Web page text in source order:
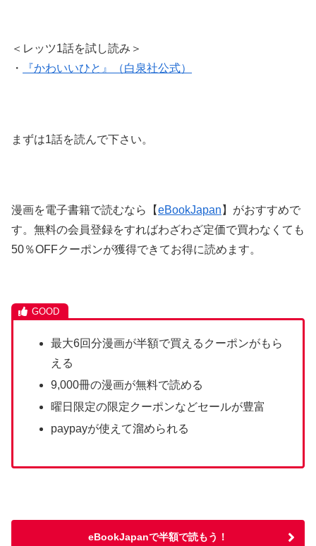
＜レッツ1話を試し読み＞
・
『かわいいひと』（白泉社公式）
まずは1話を読んで下さい。
漫画を電子書籍で読むなら【eBookJapan 】がおすすめで
す。無料の会員登録をすればわざわざ定価で買わなくても
50％OFFクーポンが獲得できてお得に読めます。
最大6回分漫画が半額で買えるクーポンがもら
える
9,000冊の漫画が無料で読める
曜日限定の限定クーポンなどセールが豊富
paypayが使えて溜められる
eBookJapanで半額で読もう！